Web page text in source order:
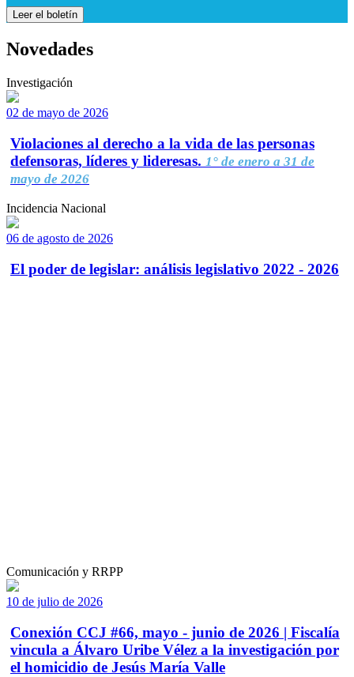
Leer el boletín
Novedades
Investigación
02 de mayo de 2026
Violaciones al derecho a la vida de las personas
defensoras, líderes y lideresas. 1° de enero a 31 de
mayo de 2026
Incidencia Nacional
06 de agosto de 2026
El poder de legislar: análisis legislativo 2022 - 2026
Comunicación y RRPP
10 de julio de 2026
Conexión CCJ #66, mayo - junio de 2026 | Fiscalía
vincula a Álvaro Uribe Vélez a la investigación por
el homicidio de Jesús María Valle